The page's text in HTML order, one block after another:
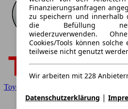
Finanzierungsanfragen
zu speichern und innerhalb
die Befüllung neuer
wiederzuverwenden.
Cookies/Tools können
teilweise nicht genutzt
Wir arbeiten mit 228
Datenschutzerklärung |
Toyota